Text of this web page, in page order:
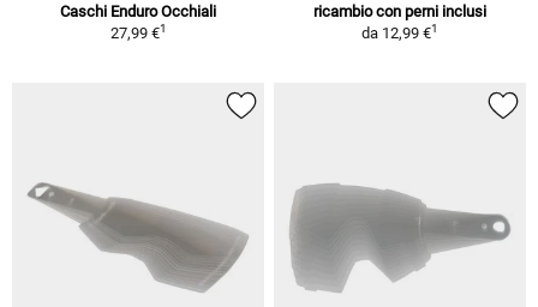
Caschi Enduro Occhiali
27,99 €1
ricambio con perni inclusi
da 12,99 €1